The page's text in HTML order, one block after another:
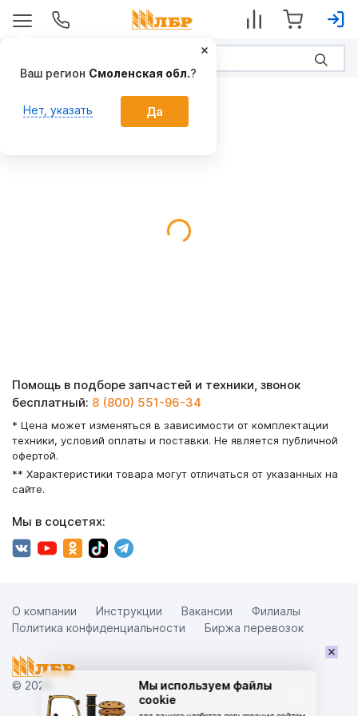
Протравливатели семян
Мы используем файлы
cookie
Помощь в подборе запчастей и техники, звонок
бесплатный: 8 (800) 551-96-34
* Цена может изменяться в зависимости от комплектации
техники, условий оплаты и поставки. Не является публичной
офертой.
** Характеристики товара могут отличаться от указанных на
сайте.
Мы в соцсетях:
© 2026
О компании Инструкции Вакансии
Филиалы
Политика конфиденциальности
Биржа перевозок
×
Ваш регион Смоленская обл.?
Нет, указать Да